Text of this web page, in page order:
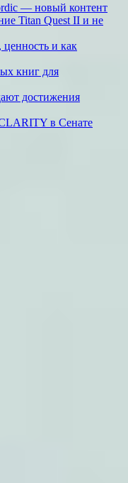
— новый контент
Titan Quest II и не
и как
книг для
достижения
в Сенате